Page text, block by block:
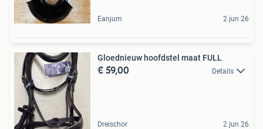
Eanjum 2 jun 26
Gloednieuw hoofdstel maat FULL
€ 59,00 Details
Dreischor 2 jun 26